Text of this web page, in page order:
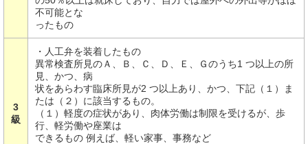
不可能とな
ったもの
3
級
・人工弁を装着したもの
異常検査所見のＡ、Ｂ、Ｃ、Ｄ、Ｅ、Ｇのうち1 つ以上の所
見、かつ、病
状をあらわす臨床所見が2 つ以上あり、かつ、下記（１）ま
たは（２）に該当するもの。
（１）軽度の症状があり、肉体労働は制限を受けるが、歩
行、軽労働や座業は
できるもの 例えば、軽い家事、事務など